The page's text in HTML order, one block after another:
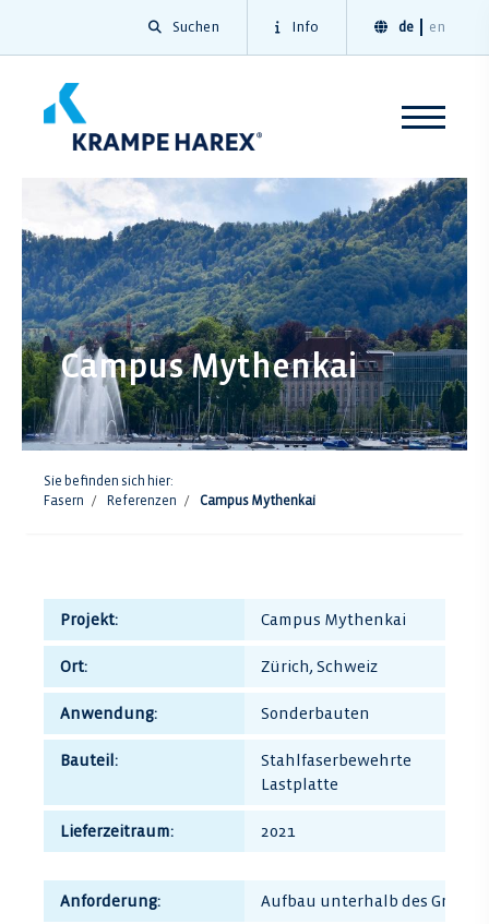
Suchen Info de en
Campus Mythenkai
Sie befinden sich hier:
Fasern
Referenzen Campus Mythenkai
Projekt: Campus Mythenkai
Ort: Zürich, Schweiz
Anwendung: Sonderbauten
Bauteil:
Stahlfaserbewehrte
Lastplatte
Lieferzeitraum: 2021
Anforderung: Aufbau unterhalb des